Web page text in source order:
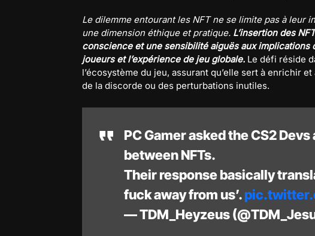
Le dilemme entourant les NFT ne se limite pas à leur
une dimension éthique et pratique. L’insertion des
conscience et une sensibilité aiguës aux implications
joueurs et l’expérience de jeu globale. Le défi réside
l’écosystème du jeu, assurant qu’elle sert à enrichir
de la discorde ou des perturbations inutiles.
PC Gamer asked the CS2
between NFTs.
Their response basically
fuck away from us’.
— TDM_Heyzeus